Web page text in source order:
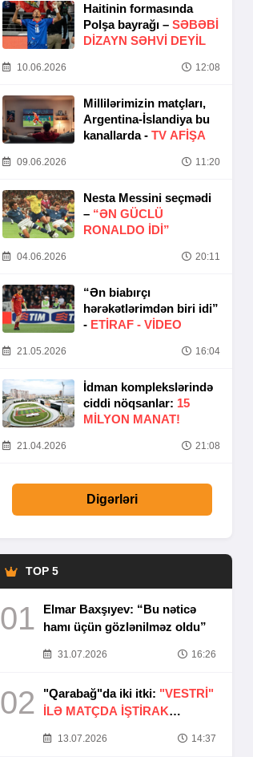
Haitinin formasında
Polşa bayrağı – SƏBƏBI
DIZAYN SƏHVI DEYIL
10.06.2026 12:08
Millilərimizin matçları,
Argentina-İslandiya bu
kanallarda - TV AFİŞA
09.06.2026 11:20
Nesta Messini seçmədi
– “ƏN GÜCLÜ
RONALDO IDI”
04.06.2026 20:11
“Ən biabırçı
hərəkətlərimdən biri idi”
- ETIRAF - VİDEO
21.05.2026 16:04
İdman komplekslərində
ciddi nöqsanlar: 15
MILYON MANAT!
21.04.2026 21:08
Digərləri
TOP 5
01
Elmar Baxşıyev: “Bu nəticə
hamı üçün gözlənilməz oldu”
31.07.2026 16:26
02 "Qarabağ"da iki itki: "VESTRİ"
İLƏ MATÇDA İŞTİRAK
13.07.2026 14:37